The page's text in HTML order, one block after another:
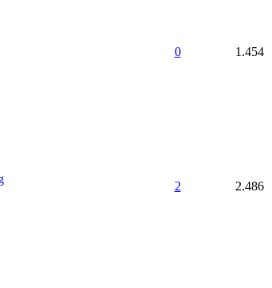
0 1.454
2 2.486